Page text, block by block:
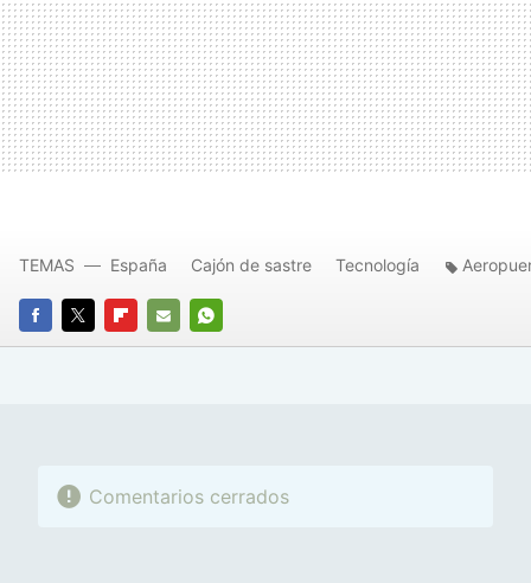
FACEBOOK
TWITTERFLIPBOARD
E-
WHATSAPP
TEMAS España Cajón de sastre Tecnología
Comentarios cerrados